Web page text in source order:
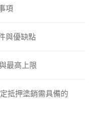
項
與優缺點
最高上限
抵押塗銷需具備的